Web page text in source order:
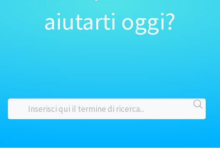
aiutarti oggi?